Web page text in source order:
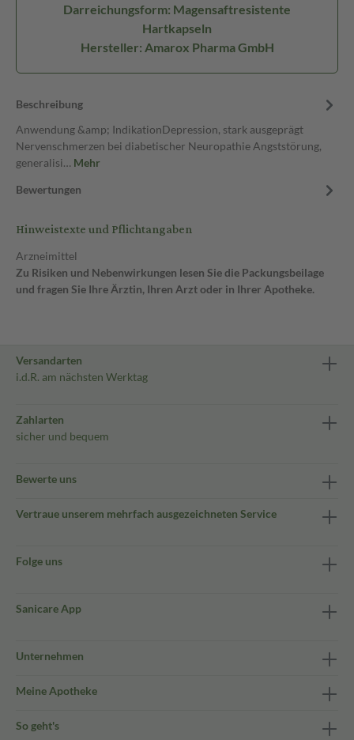
Darreichungsform: Magensaftresistente
Hartkapseln
Hersteller: Amarox Pharma GmbH
Beschreibung
Anwendung &amp; IndikationDepression, stark ausgeprägt
Nervenschmerzen bei diabetischer Neuropathie Angststörung,
generalisi… Mehr
Bewertungen
Hinweistexte und Pflichtangaben
Arzneimittel
Zu Risiken und Nebenwirkungen lesen Sie die Packungsbeilage
und fragen Sie Ihre Ärztin, Ihren Arzt oder in Ihrer Apotheke.
Versandarten
i.d.R. am nächsten Werktag
Zahlarten
sicher und bequem
Bewerte uns
Vertraue unserem mehrfach ausgezeichneten Service
Folge uns
Sanicare App
Unternehmen
Meine Apotheke
So geht's